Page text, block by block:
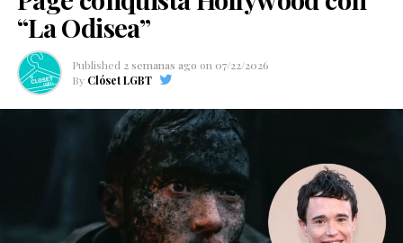
“La Odisea”
Published 2 semanas ago on 07/22/2026
By Clóset LGBT